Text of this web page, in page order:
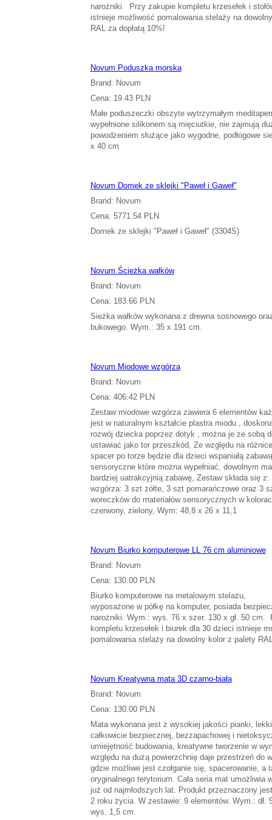
narożniki Przy zakupie kompletu krzesełek i
istnieje możliwość pomalowania stelaży na
RAL za dopłatą 10%!
Novum Poduszka morska
Brand: Novum
Cena: 19.43 PLN
Małe poduszeczki obszyte wytrzymałym
wypełnione silikonem są mięciutkie, nie zajmują
powodzeniem służące jako wygodne, podłogowe
x 40 cm
Novum Domek ze sklejki "Paweł i Gaweł"
Brand: Novum
Cena: 5771.54 PLN
Domek ze sklejki "Paweł i Gaweł" (3304S)
Novum Ścieżka wałków
Brand: Novum
Cena: 183.66 PLN
Sieżka wałków wykonana z drewna sosnowego
bukowego. Wym.: 35 x 191 cm.
Novum Miodowe wzgórza
Brand: Novum
Cena: 406.42 PLN
Zestaw miodowe wzgórza zawiera 6 elementów
jest w naturalnym kształcie plastra miodu ,
rozwój dziecka poprzez dotyk , można je ze sobą
ustawiać jako tor przeszkód, Ze względu na
spacer po torze będzie dla dzieci wspaniałą
sensoryczne które można wypełniać, dowolnym
bardziej uatrakcyjnią zabawę, Zestaw składa się z:
wzgórza: 3 szt żółte, 3 szt pomarańczowe oraz 3
woreczków do materiałów sensorycznych w
czerwony, zielony, Wym: 48,8 x 26 x 11,1
Novum Biurko komputerowe LL 76 cm aluminiowe
Brand: Novum
Cena: 130.00 PLN
Biurko komputerowe na metalowym stelażu,
wyposażone w półkę na komputer, posiada
narożniki. Wym.: wys. 76 x szer. 130 x gł. 50 cm.
kompletu krzesełek i biurek dla 30 dzieci istnieje
pomalowania stelaży na dowolny kolor z palety
Novum Kreatywna mata 3D czarno-biała
Brand: Novum
Cena: 130.00 PLN
Mata wykonana jest z wysokiej jakości pianki,
całkowicie bezpiecznej, bezzapachowej i
umiejętność budowania, kreatywne tworzenie w
względu na dużą powierzchnię daje przestrzeń do
gdzie możliwe jest czołganie się, spacerowanie, a
oryginalnego terytorium. Cała seria mat umożliwia
już od najmłodszych lat. Produkt przeznaczony
2 roku życia. W zestawie: 9 elementów. Wym.: dł.
wys. 1,5 cm.